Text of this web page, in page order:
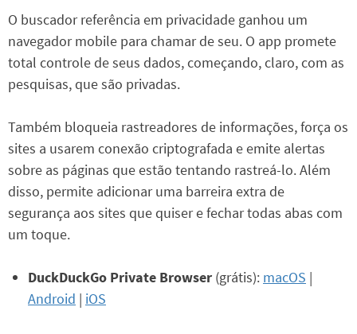
O buscador referência em privacidade ganhou um
navegador mobile para chamar de seu. O app promete
total controle de seus dados, começando, claro, com as
pesquisas, que são privadas.
Também bloqueia rastreadores de informações, força os
sites a usarem conexão criptografada e emite alertas
sobre as páginas que estão tentando rastreá-lo. Além
disso, permite adicionar uma barreira extra de
segurança aos sites que quiser e fechar todas abas com
um toque.
DuckDuckGo Private Browser (grátis): macOS |
Android | iOS